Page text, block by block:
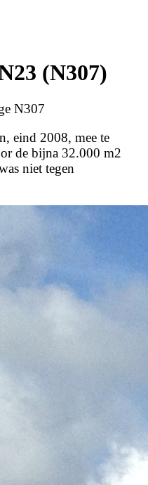
(N307)
N307
eind 2008, mee te
de bijna 32.000 m2
niet tegen